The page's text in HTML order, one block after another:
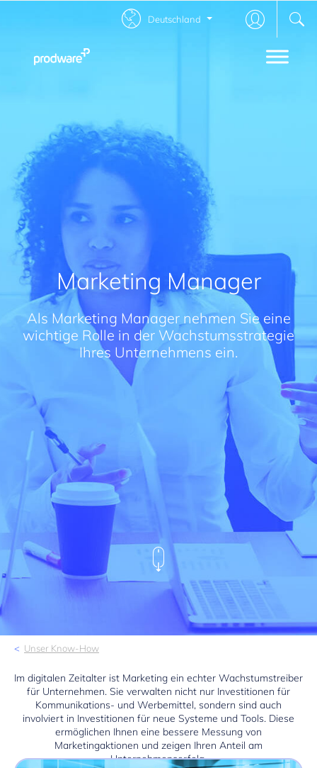
Deutschland
Marketing Manager
Als Marketing Manager nehmen Sie eine
wichtige Rolle in der Wachstumsstrategie
Ihres Unternehmens ein.
Unser Know-How
Im digitalen Zeitalter ist Marketing ein echter Wachstumstreiber
für Unternehmen. Sie verwalten nicht nur Investitionen für
Kommunikations- und Werbemittel, sondern sind auch
involviert in Investitionen für neue Systeme und Tools. Diese
ermöglichen Ihnen eine bessere Messung von
Marketingaktionen und zeigen Ihren Anteil am
Unternehmenserfolg.